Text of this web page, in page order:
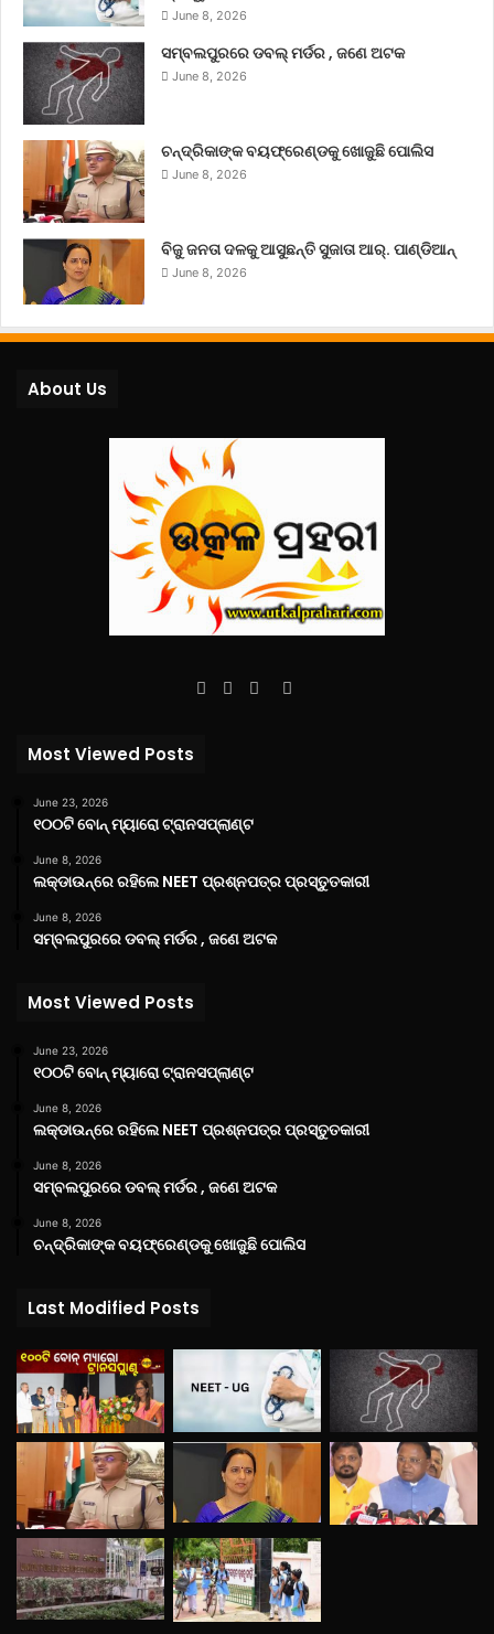
June 8, 2026
ସମ୍ବଲପୁରରେ ଡବଲ୍ ମର୍ଡର , ଜଣେ ଅଟକ
June 8, 2026
ଚନ୍ଦ୍ରିକାଙ୍କ ବୟଫ୍ରେଣ୍ଡକୁ ଖୋଜୁଛି ପୋଲିସ
June 8, 2026
ବିଜୁ ଜନତା ଦଳକୁ ଆସୁଛନ୍ତି ସୁଜାତା ଆର୍‌. ପାଣ୍ଡିଆନ୍
June 8, 2026
About Us
Facebook
TwitterYouTube
Instagram
Most Viewed Posts
June 23, 2026
୧୦୦ଟି ବୋନ୍ ମ୍ୟାରୋ ଟ୍ରାନସପ୍ଲାଣ୍ଟ
June 8, 2026
ଲକ୍‌ଡାଉନ୍‌ରେ ରହିଲେ NEET ପ୍ରଶ୍ନପତ୍ର ପ୍ରସ୍ତୁତକାରୀ
June 8, 2026
ସମ୍ବଲପୁରରେ ଡବଲ୍ ମର୍ଡର , ଜଣେ ଅଟକ
Most Viewed Posts
June 23, 2026
୧୦୦ଟି ବୋନ୍ ମ୍ୟାରୋ ଟ୍ରାନସପ୍ଲାଣ୍ଟ
June 8, 2026
ଲକ୍‌ଡାଉନ୍‌ରେ ରହିଲେ NEET ପ୍ରଶ୍ନପତ୍ର ପ୍ରସ୍ତୁତକାରୀ
June 8, 2026
ସମ୍ବଲପୁରରେ ଡବଲ୍ ମର୍ଡର , ଜଣେ ଅଟକ
June 8, 2026
ଚନ୍ଦ୍ରିକାଙ୍କ ବୟଫ୍ରେଣ୍ଡକୁ ଖୋଜୁଛି ପୋଲିସ
Last Modified Posts